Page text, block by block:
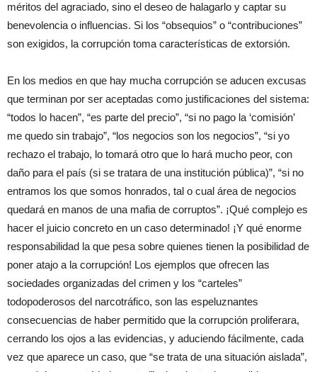
méritos del agraciado, sino el deseo de halagarlo y captar su
benevolencia o influencias. Si los “obsequios” o “contribuciones”
son exigidos, la corrupción toma características de extorsión.
En los medios en que hay mucha corrupción se aducen excusas
que terminan por ser aceptadas como justificaciones del sistema:
“todos lo hacen”, “es parte del precio”, “si no pago la ‘comisión’
me quedo sin trabajo”, “los negocios son los negocios”, “si yo
rechazo el trabajo, lo tomará otro que lo hará mucho peor, con
daño para el país (si se tratara de una institución pública)”, “si no
entramos los que somos honrados, tal o cual área de negocios
quedará en manos de una mafia de corruptos”. ¡Qué complejo es
hacer el juicio concreto en un caso determinado! ¡Y qué enorme
responsabilidad la que pesa sobre quienes tienen la posibilidad de
poner atajo a la corrupción! Los ejemplos que ofrecen las
sociedades organizadas del crimen y los “carteles”
todopoderosos del narcotráfico, son las espeluznantes
consecuencias de haber permitido que la corrupción proliferara,
cerrando los ojos a las evidencias, y aduciendo fácilmente, cada
vez que aparece un caso, que “se trata de una situación aislada”,